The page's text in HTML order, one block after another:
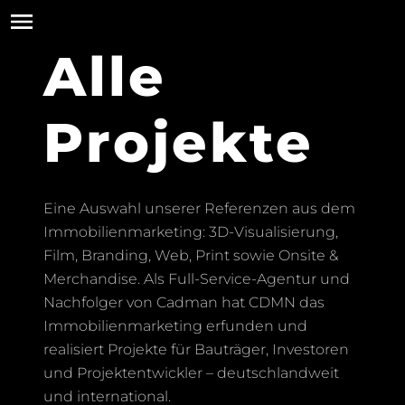
Alle
Projekte
Eine Auswahl unserer Referenzen aus dem
Immobilienmarketing: 3D-Visualisierung,
Film, Branding, Web, Print sowie Onsite &
Merchandise. Als Full-Service-Agentur und
Nachfolger von Cadman hat CDMN das
Immobilienmarketing erfunden und
realisiert Projekte für Bauträger, Investoren
und Projektentwickler – deutschlandweit
und international.